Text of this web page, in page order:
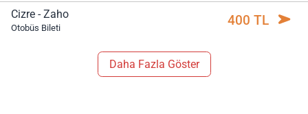
Cizre - Zaho
Otobüs Bileti 400 TL
Daha Fazla Göster